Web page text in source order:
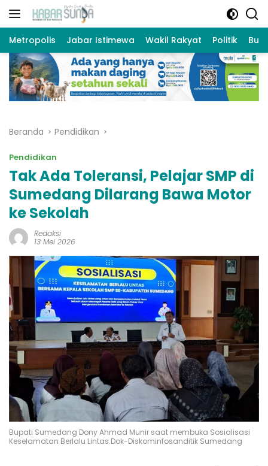
Langsung
Metropolis Jabar Istimewa Wakil Rakyat Politik
Beranda Pendidikan
Pendidikan
Tak Ada Toleransi, Pelajar SMP di
Sumedang Dilarang Bawa Motor
ke Sekolah
Redaksi
13 Mei 2026
Bupati Sumedang Dony Ahmad Munir saat membuka Sosialisasi
Keselamatan Berlalu Lintas.Dok-Diskominfosanditik Sumedang